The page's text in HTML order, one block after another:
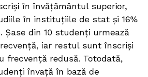
în învățământul superior,
în instituțiile de stat și 16%
Șase din 10 studenți urmează
iar restul sunt înscriși
frecvență redusă. Totodată,
învață în bază de